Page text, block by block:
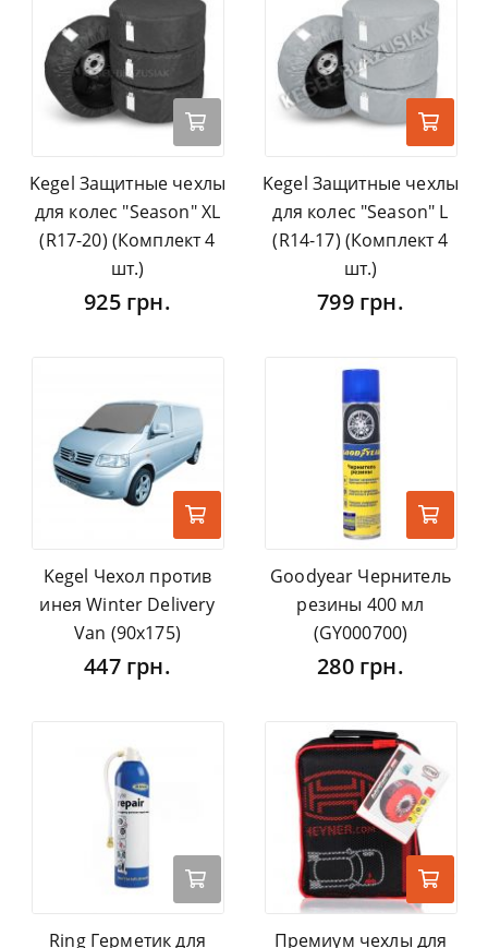
Kegel Защитные чехлы
для колес "Season" XL
(R17-20) (Комплект 4
шт.)
925 грн.
Kegel Защитные чехлы
для колес "Season" L
(R14-17) (Комплект 4
шт.)
799 грн.
Kegel Чехол против
инея Winter Delivery
Van (90х175)
447 грн.
Goodyear Чернитель
резины 400 мл
(GY000700)
280 грн.
Ring Герметик для Премиум чехлы для